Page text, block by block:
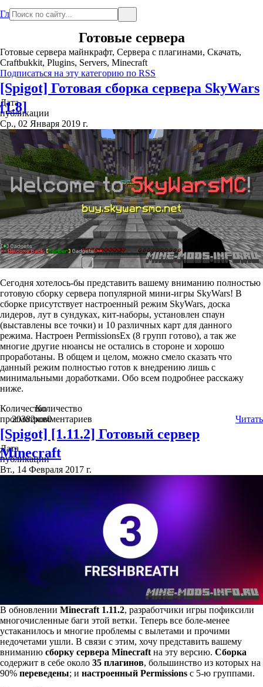
Главная
Готовые сервера
Готовые сервера майнкрафт, Сервера с плагинами, Скачать,
Craftbukkit, Plugins, Servers, Minecraft
Подписаться на эту категорию по RSS
[Spigot] Готовая сборка сервера SkyWars
[1.8]
Дата
публикации
Ср., 02 Января 2019 г.
Сегодня хотелось-бы представить вашему вниманию полностью
готовую сборку сервера популярной мини-игры SkyWars! В
сборке присутствует настроенный режим SkyWars, доска
лидеров, лут в сундуках, кит-наборы, установлен спаун
(выставлены все точки) и 10 различных карт для данного
режима. Настроен PermissionsEx (8 групп готово), а так же
многие другие нюансы не остались в стороне и хорошо
проработаны. В общем и целом, можно смело сказать что
данный режим полностью готов к внедрению лишь с
минимальными доработками. Обо всем подробнее расскажу
ниже.
Количество
просмотров
20382
Количество
комментариев
0 Читать
[Spigot] [1.11.2] Готовый сервер
Minecraft
Дата
публикации
Вт., 14 Февраля 2017 г.
В обновлении Minecraft 1.11.2, разработчики игры пофиксили
многочисленные баги этой ветки. Теперь все боле-менее
устаканилось и многие проблемы с вылетами и прочими
недочетами ушли. В связи с этим, хочу представить вашему
вниманию сборку сервера Minecraft на эту версию. Сборка
содержит в себе около 35 плагинов, большинство из которых на
90% переведены; и настроенный Permissions с 5-ю группами.